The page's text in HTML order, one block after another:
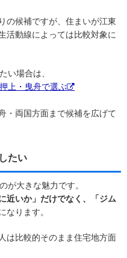
の候補ですが、住まいが江東
活動線によっては比較対象に
い場合は、
上・曳舟で選ぶ
・両国方面まで候補を広げて
たい
が大きな魅力です。
近いか」だけでなく、「ジム
なります。
は比較的そのまま住宅地方面